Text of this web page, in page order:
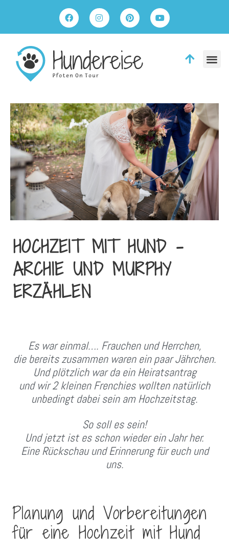
HOCHZEIT MIT HUND –
ARCHIE UND MURPHY
ERZÄHLEN
Es war einmal…. Frauchen und Herrchen,
die bereits zusammen waren ein paar Jährchen.
Und plötzlich war da ein Heiratsantrag
und wir 2 kleinen Frenchies wollten natürlich
unbedingt dabei sein am Hochzeitstag.
So soll es sein!
Und jetzt ist es schon wieder ein Jahr her.
Eine Rückschau und Erinnerung für euch und
uns.
Planung und Vorbereitungen
für eine Hochzeit mit Hund